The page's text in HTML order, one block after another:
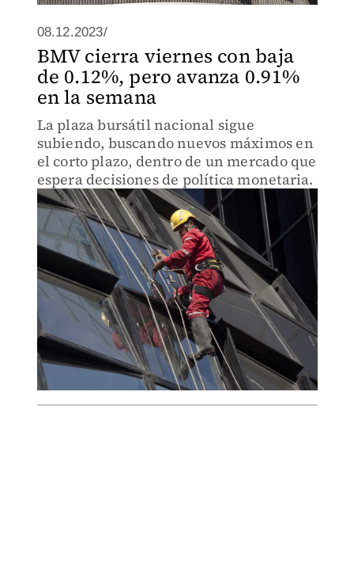
08.12.2023/
BMV cierra viernes con baja
de 0.12%, pero avanza 0.91%
en la semana
La plaza bursátil nacional sigue
subiendo, buscando nuevos máximos en
el corto plazo, dentro de un mercado que
espera decisiones de política monetaria.